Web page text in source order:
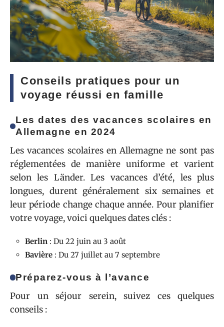
Conseils pratiques pour un
voyage réussi en famille
Les dates des vacances scolaires en
Allemagne en 2024
Les vacances scolaires en Allemagne ne sont pas
réglementées de manière uniforme et varient
selon les Länder. Les vacances d’été, les plus
longues, durent généralement six semaines et
leur période change chaque année. Pour planifier
votre voyage, voici quelques dates clés :
Berlin : Du 22 juin au 3 août
Bavière : Du 27 juillet au 7 septembre
Préparez-vous à l’avance
Pour un séjour serein, suivez ces quelques
conseils :